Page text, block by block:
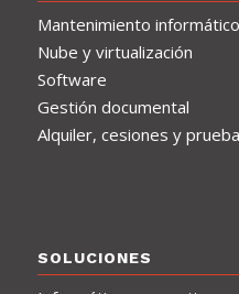
Mantenimiento informático
Nube y virtualización
Software
Gestión documental
Alquiler, cesiones y
SOLUCIONES